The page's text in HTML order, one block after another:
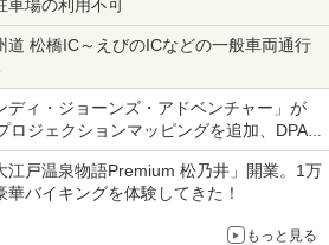
車場の利用不可
道 松橋IC～えびのICなどの一般車両通行
ディ・ジョーンズ・アドベンチャー」が
ロジェクションマッピングを追加、DPA
江戸温泉物語Premium 松乃井」開業。1万
バイキングを体験してきた！
もっと見る